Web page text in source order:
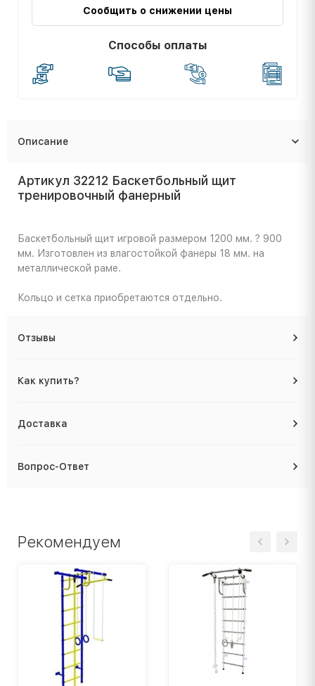
Сообщить о снижении цены
Способы оплаты
Описание
Артикул 32212 Баскетбольный щит
тренировочный фанерный
Баскетбольный щит игровой размером 1200 мм. ? 900
мм. Изготовлен из влагостойкой фанеры 18 мм. на
металлической раме.
Кольцо и сетка приобретаются отдельно.
Отзывы
Как купить?
Доставка
Вопрос-Ответ
Рекомендуем